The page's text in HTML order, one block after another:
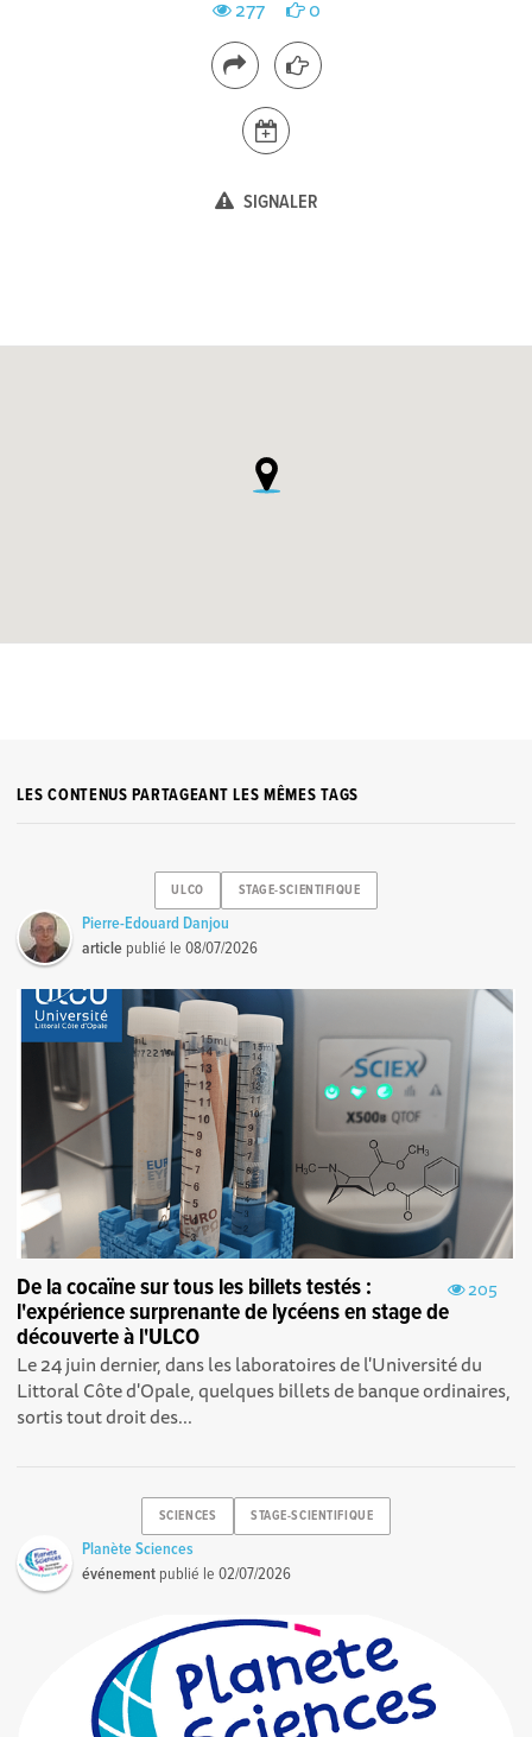
277 0
SIGNALER
LES CONTENUS PARTAGEANT LES MÊMES TAGS
ULCO STAGE-SCIENTIFIQUE
Pierre-Edouard Danjou
article publié le08/07/2026
205
De la cocaïne sur tous les billets testés :
l'expérience surprenante de lycéens en stage de
découverte à l'ULCO
Le 24 juin dernier, dans les laboratoires de l'Université du
Littoral Côte d'Opale, quelques billets de banque ordinaires,
sortis tout droit des...
SCIENCES STAGE-SCIENTIFIQUE
Planète Sciences
événement publié le02/07/2026